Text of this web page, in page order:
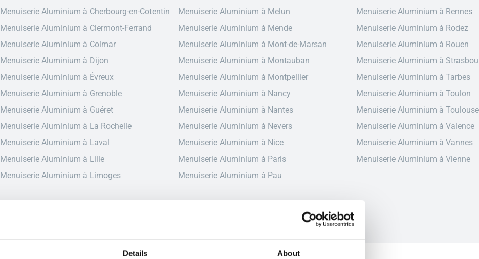
Details About
Menuiserie Aluminium à Cherbourg-en-Cotentin
Menuiserie Aluminium à Clermont-Ferrand
Menuiserie Aluminium à Colmar
Menuiserie Aluminium à Dijon
Menuiserie Aluminium à Évreux
Menuiserie Aluminium à Grenoble
Menuiserie Aluminium à Guéret
Menuiserie Aluminium à La Rochelle
Menuiserie Aluminium à Laval
Menuiserie Aluminium à Lille
Menuiserie Aluminium à Limoges
Menuiserie Aluminium à Melun
Menuiserie Aluminium à Mende
Menuiserie Aluminium à Mont-de-Marsan
Menuiserie Aluminium à Montauban
Menuiserie Aluminium à Montpellier
Menuiserie Aluminium à Nancy
Menuiserie Aluminium à Nantes
Menuiserie Aluminium à Nevers
Menuiserie Aluminium à Nice
Menuiserie Aluminium à Paris
Menuiserie Aluminium à Pau
Menuiserie Aluminium à Rennes
Menuiserie Aluminium à Rodez
Menuiserie Aluminium à Rouen
Menuiserie Aluminium à
Menuiserie Aluminium à Tarbes
Menuiserie Aluminium à Toulon
Menuiserie Aluminium à Toulouse
Menuiserie Aluminium à Valence
Menuiserie Aluminium à Vannes
Menuiserie Aluminium à Vienne